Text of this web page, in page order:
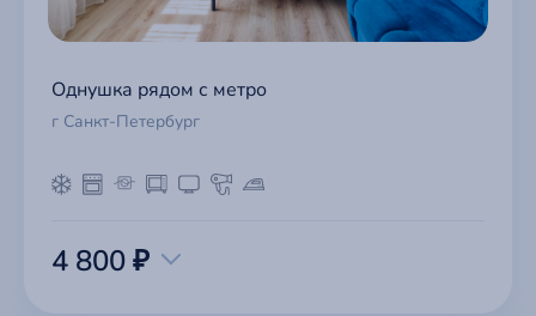
Однушка рядом с метро
г Санкт-Петербург
4 800 ₽